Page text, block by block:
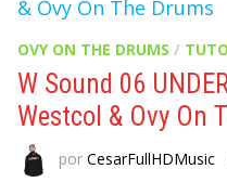
OVY ON THE DRUMS /
W Sound 06
Westcol & Ovy On
por CesarFullHDMusic